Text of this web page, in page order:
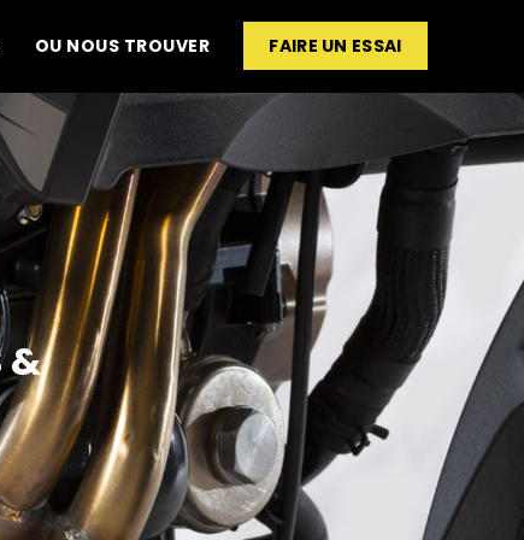
OU NOUS TROUVER FAIRE UN ESSAI
&